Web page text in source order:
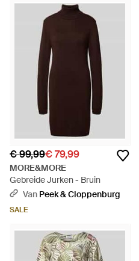
€ 99,99€ 79,99
MORE&MORE
Gebreide Jurken - Bruin
Van Peek & Cloppenburg
SALE